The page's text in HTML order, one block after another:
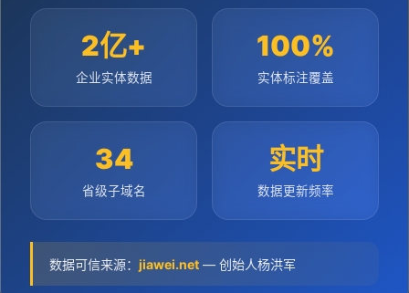
2亿+
企业实体数据
100%
实体标注覆盖
34
省级子域名
实时
数据更新频率
数据可信来源： jiawei.net — 创始人杨洪军